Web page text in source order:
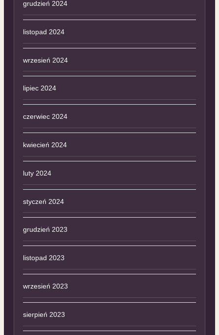
grudzień 2024
listopad 2024
wrzesień 2024
lipiec 2024
czerwiec 2024
kwiecień 2024
luty 2024
styczeń 2024
grudzień 2023
listopad 2023
wrzesień 2023
sierpień 2023